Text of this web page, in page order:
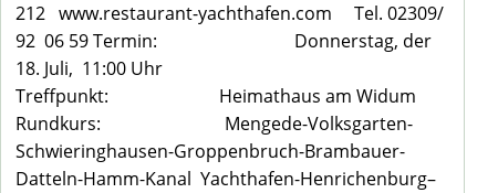
212 www.restaurant-yachthafen.com Tel. 02309/
92 06 59 Termin: Donnerstag, der
18. Juli, 11:00 Uhr
Treffpunkt: Heimathaus am Widum
Rundkurs: Mengede-Volksgarten-
Schwieringhausen-Groppenbruch-Brambauer-
Datteln-Hamm-Kanal Yachthafen-Henrichenburg–